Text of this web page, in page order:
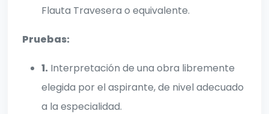
Flauta Travesera o equivalente.
Pruebas:
1. Interpretación de una obra libremente
elegida por el aspirante, de nivel adecuado
a la especialidad.